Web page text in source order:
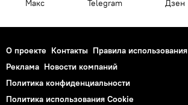
Макс Telegram Дзен
О проекте Контакты Правила использования
Реклама Новости компаний
Политика конфиденциальности
Политика использования Cookie